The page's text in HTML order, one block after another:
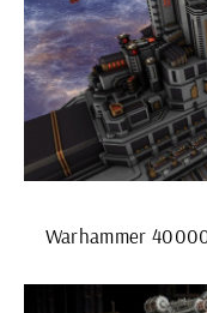
Warhammer